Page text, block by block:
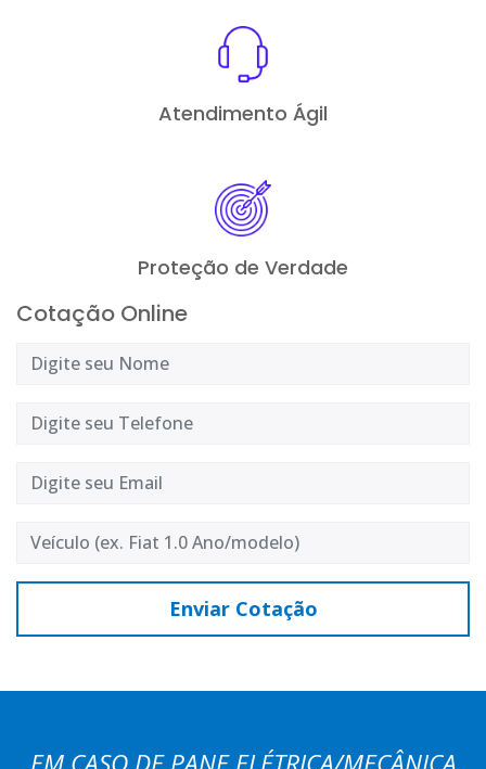
Atendimento Ágil
Proteção de Verdade
Cotação Online
Enviar Cotação